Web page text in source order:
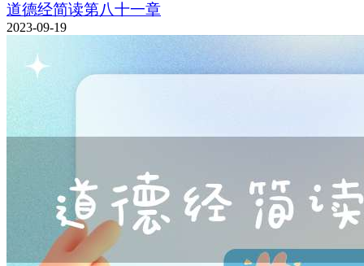
道德经简读第八十一章
2023-09-19